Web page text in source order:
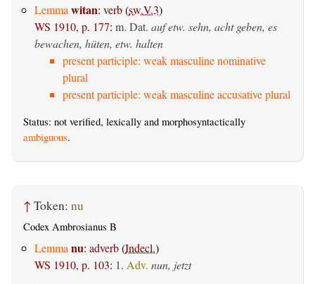
Lemma witan: verb(sw.V.3)
WS 1910, p. 177: m. Dat. auf etw. sehn, acht geben, es
bewachen, hüten, etw. halten
present participle: weak masculine nominative
plural
present participle: weak masculine accusative plural
Status: not verified, lexically and morphosyntactically
ambiguous.
↑ Token: nu
Codex Ambrosianus B
Lemma nu: adverb(Indecl.)
WS 1910, p. 103: 1. Adv. nun, jetzt